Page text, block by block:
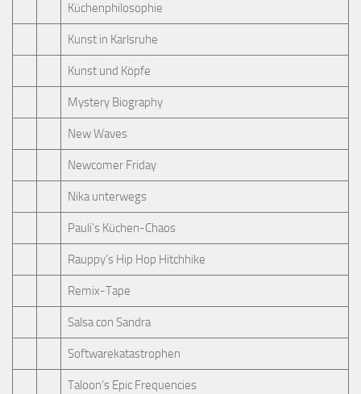
Küchenphilosophie
Kunst in Karlsruhe
Kunst und Köpfe
Mystery Biography
New Waves
Newcomer Friday
Nika unterwegs
Pauli's Küchen-Chaos
Rauppy’s Hip Hop Hitchhike
Remix-Tape
Salsa con Sandra
Softwarekatastrophen
Taloon’s Epic Frequencies